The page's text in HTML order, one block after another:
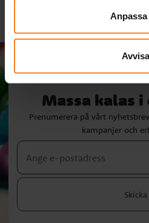
Anpassa
Avvisa
Massa kalas
Prenumerera på vårt
kampanjer och
Skicka